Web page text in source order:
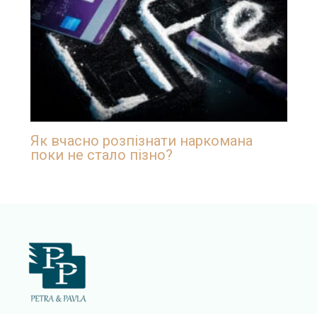
Як вчасно розпізнати наркомана
поки не стало пізно?